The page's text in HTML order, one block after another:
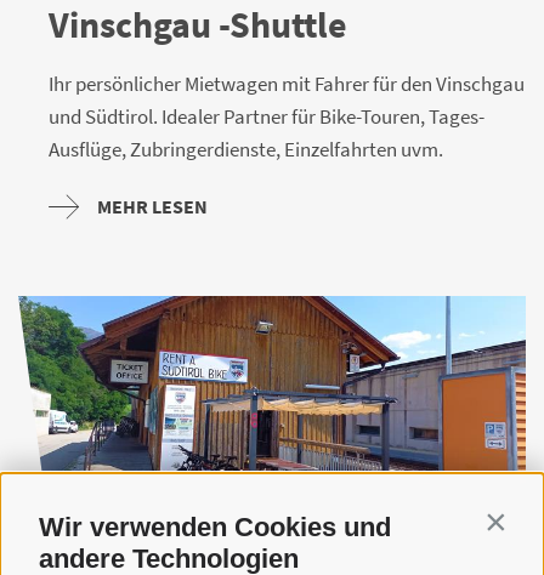
Wir verwenden Cookies und
andere Technologien
Vinschgau -Shuttle
Ihr persönlicher Mietwagen mit Fahrer für den Vinschgau
und Südtirol. Idealer Partner für Bike-Touren, Tages-
Ausflüge, Zubringerdienste, Einzelfahrten uvm.
MEHR LESEN
Südtirolbike